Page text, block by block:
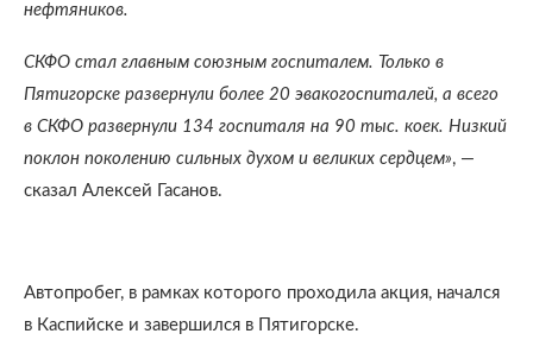
нефтяников.
СКФО стал главным союзным госпиталем. Только в
Пятигорске развернули более 20 эвакогоспиталей, а всего
в СКФО развернули 134 госпиталя на 90 тыс. коек. Низкий
поклон поколению сильных духом и великих сердцем», —
сказал Алексей Гасанов.
Автопробег, в рамках которого проходила акция, начался
в Каспийске и завершился в Пятигорске.